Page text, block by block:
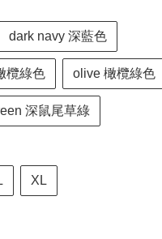
dark navy 深藍色
欖綠色 olive 橄欖綠色
深鼠尾草綠
XL